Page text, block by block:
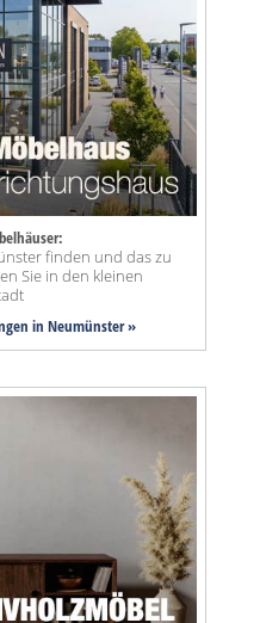
finden und das zu
Sie in den kleinen
in Neumünster »